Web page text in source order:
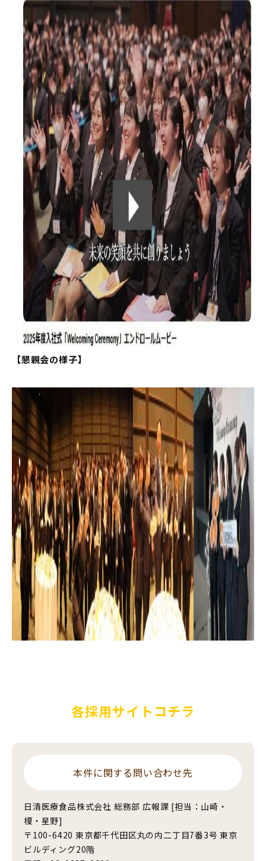
【懇親会の様子】
各採用サイトコチラ
本件に関する問い合わせ先
日清医療食品株式会社 総務部 広報課 [担当：山崎・
榎・星野]
〒100-6420 東京都千代田区丸の内二丁目7番3号 東京
ビルディング20階